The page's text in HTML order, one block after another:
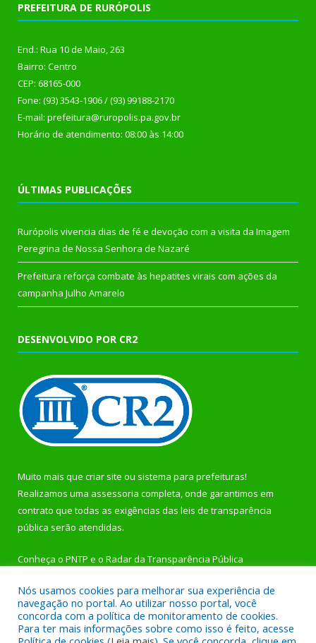
PREFEITURA DE RURÓPOLIS
End.: Rua 10 de Maio, 263
Bairro: Centro
CEP: 68165-000
Fone: (93) 3543-1906 / (93) 99188-2170
E-mail: prefeitura@ruropolis.pa.gov.br
Horário de atendimento: 08:00 às 14:00
ÚLTIMAS PUBLICAÇÕES
Rurópolis vivencia dias de fé e devoção com a visita da Imagem
Peregrina de Nossa Senhora de Nazaré
Prefeitura reforça combate às hepatites virais com ações da
campanha Julho Amarelo
DESENVOLVIDO POR CR2
Muito mais que criar site ou sistema para prefeituras!
Realizamos uma assessoria completa, onde garantimos em
contrato que todas as exigências das leis de transparência
pública serão atendidas.
Conheça o PNTP e o Radar da Transparência Pública
Todos os direitos reservados a Prefeitura Municipal de
Nós usamos cookies para melhorar sua experiência de
navegação no portal. Ao utilizar nosso portal, você
concorda com a política de monitoramento de cookies.
Para ter mais informações sobre como isso é feito, acesse